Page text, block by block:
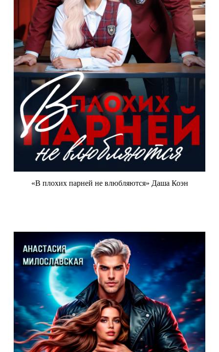
«В плохих парней не влюбляются» Даша Коэн